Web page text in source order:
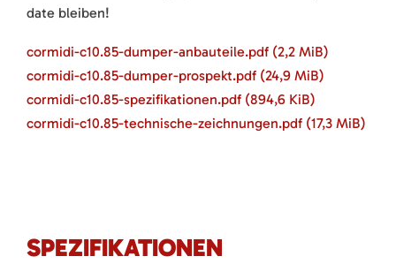
date bleiben!
cormidi-c10.85-dumper-anbauteile.pdf (2,2 MiB)
cormidi-c10.85-dumper-prospekt.pdf (24,9 MiB)
cormidi-c10.85-spezifikationen.pdf (894,6 KiB)
cormidi-c10.85-technische-zeichnungen.pdf (17,3 MiB)
SPEZIFIKATIONEN